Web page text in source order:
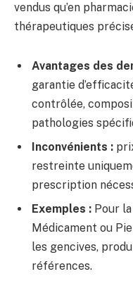
vendus qu’en
thérapeutiques
Avantages des
garantie
contrôlée,
pathologies
Inconvénients :
restreinte
prescription
Exemples : Pour
Médicament ou
les gencives,
références.